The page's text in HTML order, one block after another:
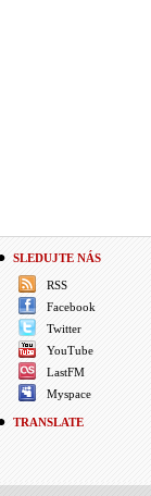
SLEDUJTE NÁS
RSS
Facebook
Twitter
YouTube
LastFM
Myspace
TRANSLATE